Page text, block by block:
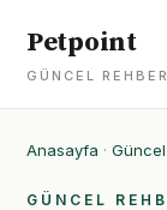
Petpoint
GÜNCEL REHBER
Anasayfa ·
GÜNCEL